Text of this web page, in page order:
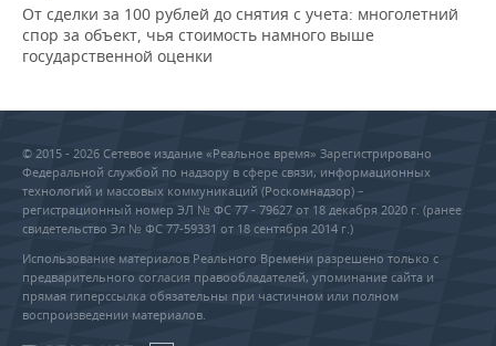
От сделки за 100 рублей до снятия с учета: многолетний
спор за объект, чья стоимость намного выше
государственной оценки
© 2015 - 2026 Сетевое издание «Реальное время» Зарегистрировано
Федеральной службой по надзору в сфере связи, информационных
технологий и массовых коммуникаций (Роскомнадзор) –
регистрационный номер ЭЛ № ФС 77 - 79627 от 18 декабря 2020 г. (ранее
свидетельство Эл № ФС 77-59331 от 18 сентября 2014 г.)
Использование материалов Реального Времени разрешено только с
предварительного согласия правообладателей, упоминание сайта и
прямая гиперссылка обязательны при частичном или полном
воспроизведении материалов.